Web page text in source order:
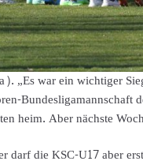
„Es war ein wichtiger
Bundesligamannschaft
heim. Aber nächste
darf die KSC-U17 aber